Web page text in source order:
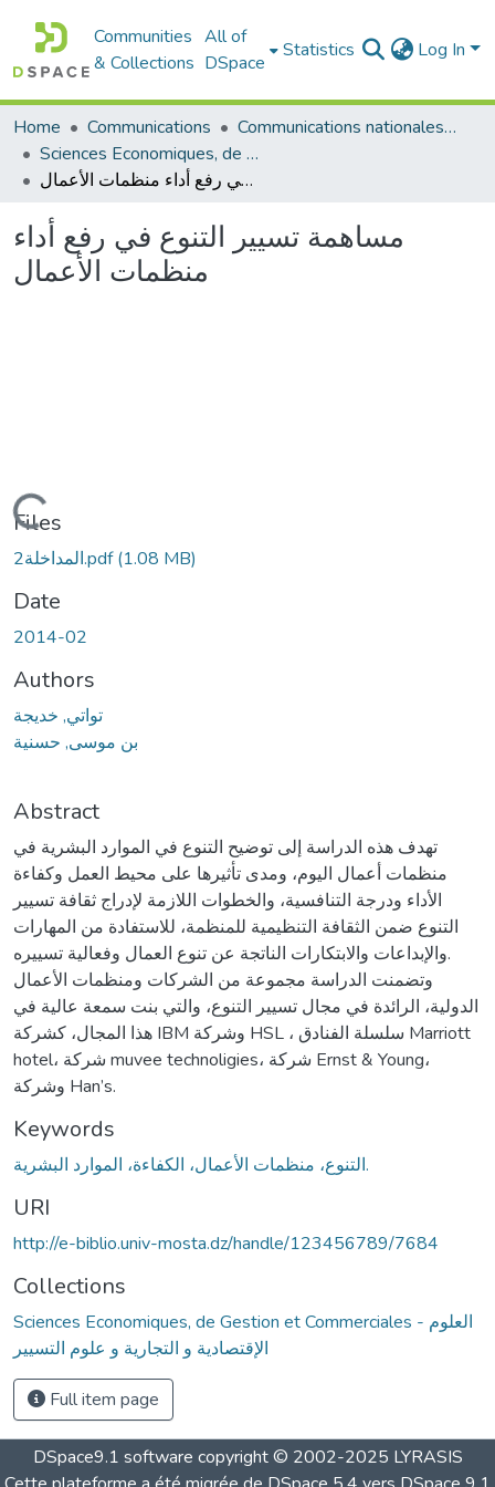
Communities
& Collections
All of
DSpace
Statistics Log In
Home Communications
Communications nationales (مداخلات وطنية)
Sciences Economiques, de Gestion et Commerciales - العلوم الإقتصادية و التجارية و علوم التسيير
مساهمة تسيير التنوع في رفع أداء منظمات الأعمال
مساهمة تسيير التنوع في رفع أداء
منظمات الأعمال
Loading...
Files
المداخلة2.pdf(1.08 MB)
Date
2014-02
Authors
تواتي, خديجة
بن موسى, حسنية
Abstract
تهدف هذه الدراسة إلى توضيح التنوع في الموارد البشرية في
منظمات أعمال اليوم، ومدى تأثيرها على محيط العمل وكفاءة
الأداء ودرجة التنافسية، والخطوات اللازمة لإدراج ثقافة تسيير
التنوع ضمن الثقافة التنظيمية للمنظمة، للاستفادة من المهارات
والإبداعات والابتكارات الناتجة عن تنوع العمال وفعالية تسييره.
وتضمنت الدراسة مجموعة من الشركات ومنظمات الأعمال
الدولية، الرائدة في مجال تسيير التنوع، والتي بنت سمعة عالية في
هذا المجال، كشركة IBM وشركة HSL ، سلسلة الفنادق Marriott
hotel، شركة muvee technoligies، شركة Ernst & Young،
وشركة Han’s.
Keywords
التنوع، منظمات الأعمال، الكفاءة، الموارد البشرية.
URI
http://e-biblio.univ-mosta.dz/handle/123456789/7684
Collections
Sciences Economiques, de Gestion et Commerciales - العلوم
الإقتصادية و التجارية و علوم التسيير
Full item page
DSpace9.1 software copyright © 2002-2025 LYRASIS